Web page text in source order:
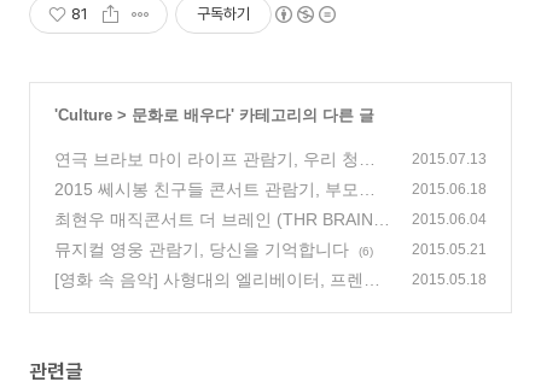
81 구독하기
'Culture > 문화로 배우다' 카테고리의 다른 글
연극 브라보 마이 라이프 관람기, 우리 청춘
들의 이야기
(31)
2015.07.13
2015 쎄시봉 친구들 콘서트 관람기, 부모님
을 위한 선물
(18)
2015.06.18
최현우 매직콘서트 더 브레인 (THR BRAIN)
관람기, 관객과 하나된 공연
(15)
2015.06.04
뮤지컬 영웅 관람기, 당신을 기억합니다 (6) 2015.05.21
[영화 속 음악] 사형대의 엘리베이터, 프렌치
2015.05.18
관련글